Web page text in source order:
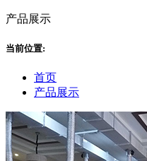
产品展示
当前位置:
首页
产品展示